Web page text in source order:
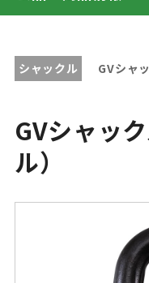
シャックル GVシャ
GVシャッ
ル）